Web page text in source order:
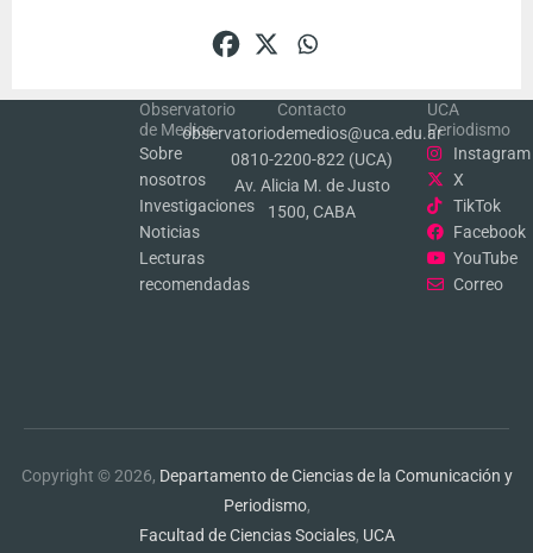
Observatorio
de Medios
Sobre
nosotros
Investigaciones
Noticias
Lecturas
recomendadas
Contacto
observatoriodemedios@uca.edu.ar
0810-2200-822 (UCA)
Av. Alicia M. de Justo
1500, CABA
UCA
Periodismo
Instagram
X
TikTok
Facebook
YouTube
Correo
Copyright © 2026, Departamento de Ciencias de la Comunicación y
Periodismo,
Facultad de Ciencias Sociales, UCA